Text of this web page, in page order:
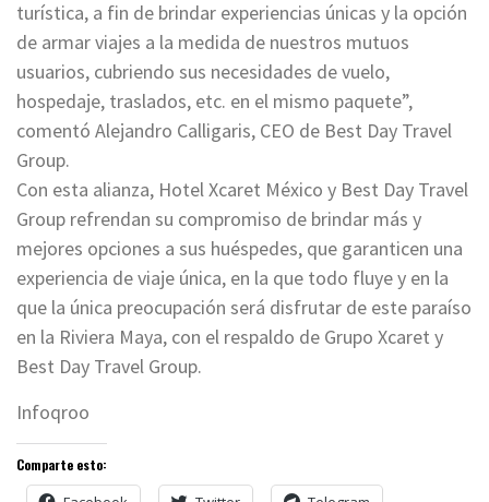
turística, a fin de brindar experiencias únicas y la opción
de armar viajes a la medida de nuestros mutuos
usuarios, cubriendo sus necesidades de vuelo,
hospedaje, traslados, etc. en el mismo paquete”,
comentó Alejandro Calligaris, CEO de Best Day Travel
Group.
Con esta alianza, Hotel Xcaret México y Best Day Travel
Group refrendan su compromiso de brindar más y
mejores opciones a sus huéspedes, que garanticen una
experiencia de viaje única, en la que todo fluye y en la
que la única preocupación será disfrutar de este paraíso
en la Riviera Maya, con el respaldo de Grupo Xcaret y
Best Day Travel Group.
Infoqroo
Comparte esto: